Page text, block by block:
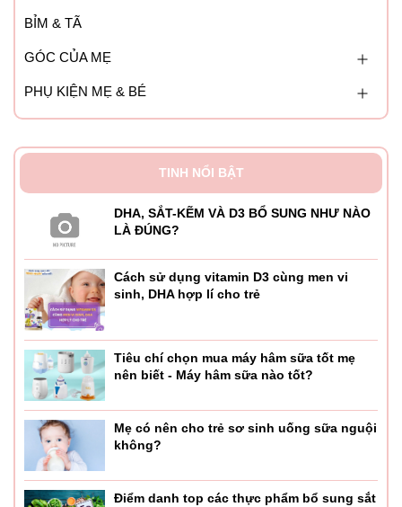
BỈM & TÃ
GÓC CỦA MẸ
PHỤ KIỆN MẸ & BÉ
TINH NỔI BẬT
DHA, SẮT-KẼM VÀ D3 BỔ SUNG NHƯ NÀO
LÀ ĐÚNG?
Cách sử dụng vitamin D3 cùng men vi
sinh, DHA hợp lí cho trẻ
Tiêu chí chọn mua máy hâm sữa tốt mẹ
nên biết - Máy hâm sữa nào tốt?
Mẹ có nên cho trẻ sơ sinh uống sữa nguội
không?
Điểm danh top các thực phẩm bổ sung sắt